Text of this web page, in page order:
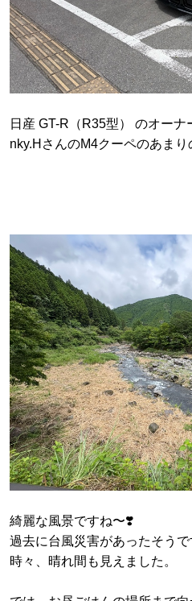
日産 GT-R（R35型） のオー
nky.HさんのM4クーペのあま
綺麗な風景ですね〜❣️
過去に台風災害があったそうで
時々、晴れ間も見えました。